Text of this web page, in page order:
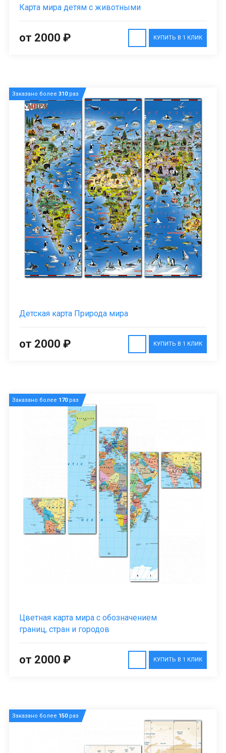
Карта мира детям с животными
КУПИТЬ В 1 КЛИК
от 2000 ₽
Заказано более 310раз
Детская карта Природа мира
КУПИТЬ В 1 КЛИК
от 2000 ₽
Заказано более 170раз
Цветная карта мира с обозначением
границ, стран и городов
КУПИТЬ В 1 КЛИК
от 2000 ₽
Заказано более 150раз